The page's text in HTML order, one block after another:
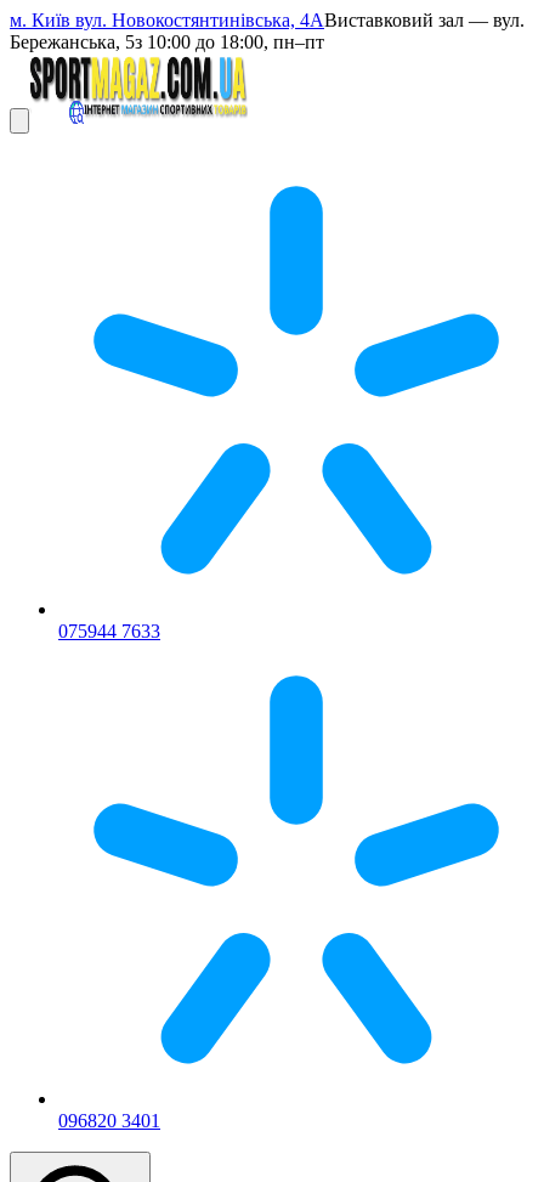
м. Київ вул. Новокостянтинівська, 4АВиставковий зал — вул.
Бережанська, 5з 10:00 до 18:00, пн–пт
075944 7633
096820 3401